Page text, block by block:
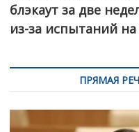
блэкаут за две
из-за испытаний
ПРЯМАЯ